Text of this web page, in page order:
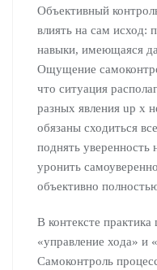
Объективный
влиять на сам исход:
навыки, имеющаяся
Ощущение
что ситуация
разных явления up x
обязаны сходиться
поднять уверенность
уронить
объективно
В контексте практика
«управление хода» и
Самоконтроль